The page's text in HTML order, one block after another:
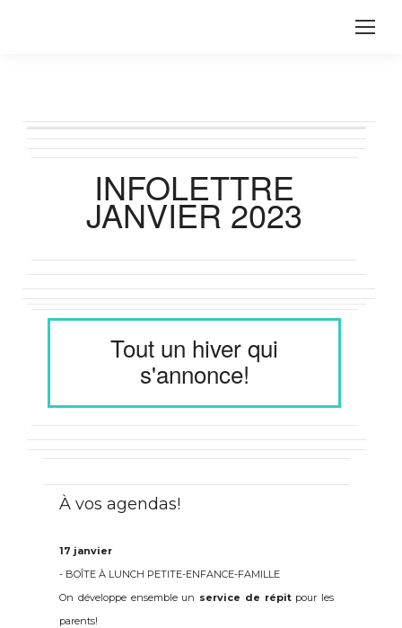
INFOLETTRE
JANVIER 2023
Tout un hiver qui
s'annonce!
À vos agendas!
17 janvier
- BOÎTE À LUNCH PETITE-ENFANCE-FAMILLE
On développe ensemble un service de répitpour les
parents!